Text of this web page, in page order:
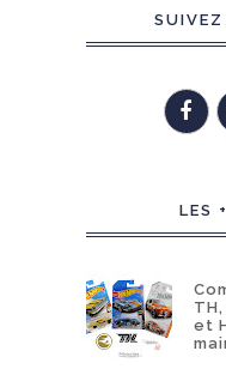
SUIVEZ
LES
et